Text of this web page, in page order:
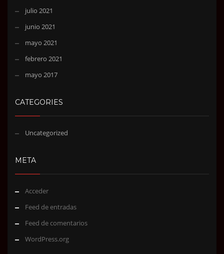
julio 2021
junio 2021
mayo 2021
febrero 2021
mayo 2017
CATEGORIES
Uncategorized
META
Acceder
Feed de entradas
Feed de comentarios
WordPress.org